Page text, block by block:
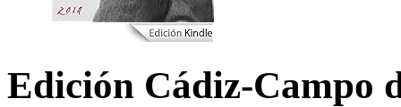
Edición Cádiz-Campo